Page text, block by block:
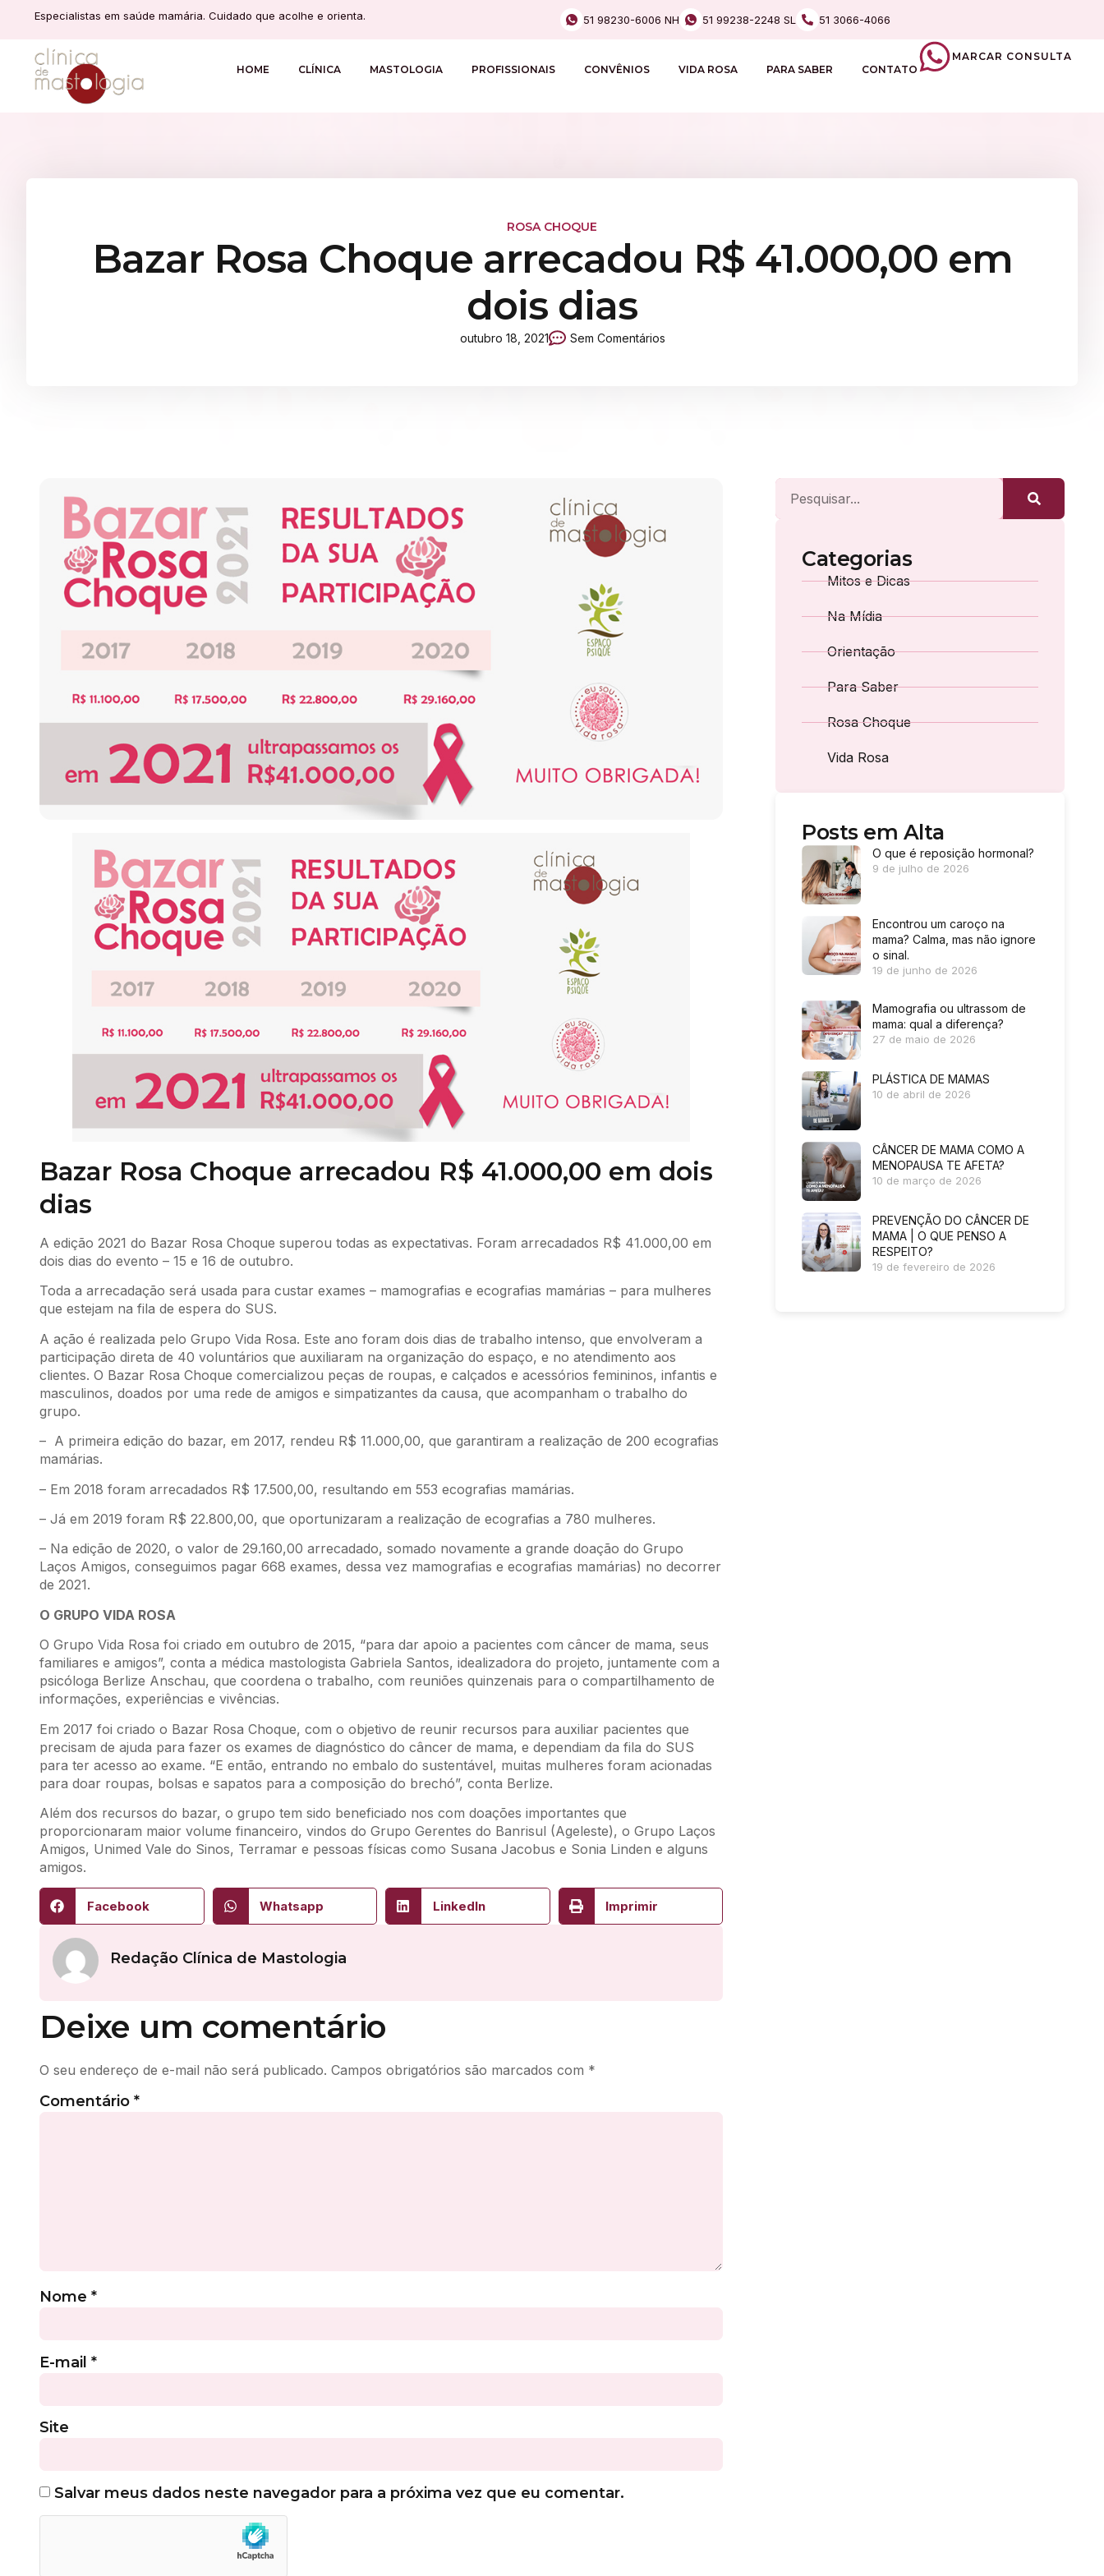
Especialistas em saúde mamária. Cuidado que acolhe e orienta. 51 98230-6006 NH 51 99238-2248 SL 51 3066-4066
HOME CLÍNICA MASTOLOGIA PROFISSIONAIS CONVÊNIOS VIDA ROSA PARA SABER CONTATO
MARCAR CONSULTA
ROSA CHOQUE
Bazar Rosa Choque arrecadou R$ 41.000,00 em
dois dias
outubro 18, 2021 Sem Comentários
Bazar Rosa Choque arrecadou R$ 41.000,00 em dois
dias
A edição 2021 do Bazar Rosa Choque superou todas as expectativas. Foram arrecadados R$ 41.000,00 em
dois dias do evento – 15 e 16 de outubro.
Toda a arrecadação será usada para custar exames – mamografias e ecografias mamárias – para mulheres
que estejam na fila de espera do SUS.
A ação é realizada pelo Grupo Vida Rosa. Este ano foram dois dias de trabalho intenso, que envolveram a
participação direta de 40 voluntários que auxiliaram na organização do espaço, e no atendimento aos
clientes. O Bazar Rosa Choque comercializou peças de roupas, e calçados e acessórios femininos, infantis e
masculinos, doados por uma rede de amigos e simpatizantes da causa, que acompanham o trabalho do
grupo.
– A primeira edição do bazar, em 2017, rendeu R$ 11.000,00, que garantiram a realização de 200 ecografias
mamárias.
– Em 2018 foram arrecadados R$ 17.500,00, resultando em 553 ecografias mamárias.
– Já em 2019 foram R$ 22.800,00, que oportunizaram a realização de ecografias a 780 mulheres.
– Na edição de 2020, o valor de 29.160,00 arrecadado, somado novamente a grande doação do Grupo
Laços Amigos, conseguimos pagar 668 exames, dessa vez mamografias e ecografias mamárias) no decorrer
de 2021.
O GRUPO VIDA ROSA
O Grupo Vida Rosa foi criado em outubro de 2015, “para dar apoio a pacientes com câncer de mama, seus
familiares e amigos”, conta a médica mastologista Gabriela Santos, idealizadora do projeto, juntamente com a
psicóloga Berlize Anschau, que coordena o trabalho, com reuniões quinzenais para o compartilhamento de
informações, experiências e vivências.
Em 2017 foi criado o Bazar Rosa Choque, com o objetivo de reunir recursos para auxiliar pacientes que
precisam de ajuda para fazer os exames de diagnóstico do câncer de mama, e dependiam da fila do SUS
para ter acesso ao exame. “E então, entrando no embalo do sustentável, muitas mulheres foram acionadas
para doar roupas, bolsas e sapatos para a composição do brechó”, conta Berlize.
Além dos recursos do bazar, o grupo tem sido beneficiado nos com doações importantes que
proporcionaram maior volume financeiro, vindos do Grupo Gerentes do Banrisul (Ageleste), o Grupo Laços
Amigos, Unimed Vale do Sinos, Terramar e pessoas físicas como Susana Jacobus e Sonia Linden e alguns
amigos.
Facebook Whatsapp LinkedIn Imprimir
Redação Clínica de Mastologia
Deixe um comentário
O seu endereço de e-mail não será publicado. Campos obrigatórios são marcados com *
Comentário *
Nome *
E-mail *
Site
Salvar meus dados neste navegador para a próxima vez que eu comentar.
Categorias
Mitos e Dicas
Na Mídia
Orientação
Para Saber
Rosa Choque
Vida Rosa
Posts em Alta
O que é reposição hormonal?
9 de julho de 2026
Encontrou um caroço na
mama? Calma, mas não ignore
o sinal.
19 de junho de 2026
Mamografia ou ultrassom de
mama: qual a diferença?
27 de maio de 2026
PLÁSTICA DE MAMAS
10 de abril de 2026
CÂNCER DE MAMA COMO A
MENOPAUSA TE AFETA?
10 de março de 2026
PREVENÇÃO DO CÂNCER DE
MAMA | O QUE PENSO A
RESPEITO?
19 de fevereiro de 2026